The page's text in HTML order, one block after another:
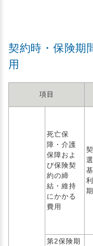
契約時・保険期
用
項目
死亡保
障・介護
保障およ
び保険契
約の締
結・維持
にかかる
費用
第2保険期